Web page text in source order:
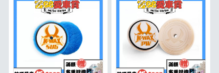
適合各式角度切削
白色極軟如蛋糕
低中心斜切配重